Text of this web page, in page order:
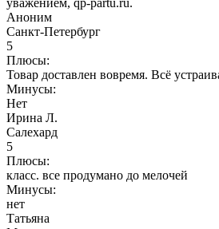
Аноним
Санкт-Петербург
5
Плюсы:
Товар доставлен вовремя. Всё
Минусы:
Нет
Ирина Л.
Салехард
5
Плюсы:
класс. все продумано до мелочей
Минусы:
нет
Татьяна